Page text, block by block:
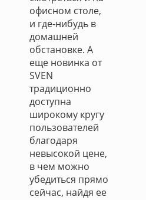
офисном столе,
и где-нибудь в
домашней
обстановке. А
еще новинка от
SVEN
традиционно
доступна
широкому кругу
пользователей
благодаря
невысокой цене,
в чем можно
убедиться прямо
сейчас, найдя ее